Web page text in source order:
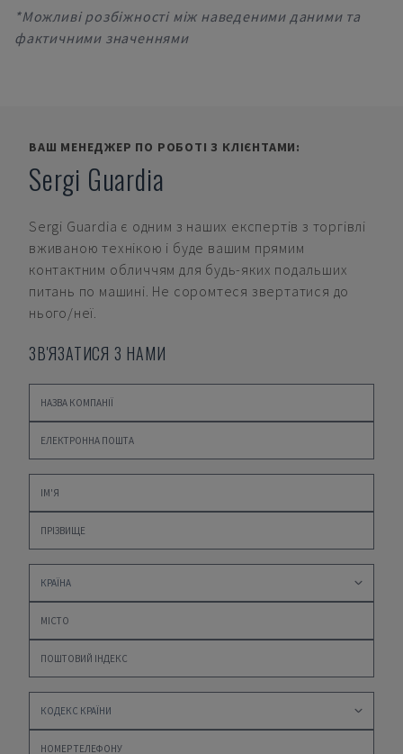
*Можливі розбіжності між наведеними даними та
фактичними значеннями
ВАШ МЕНЕДЖЕР ПО РОБОТІ З КЛІЄНТАМИ:
Sergi Guardia
Sergi Guardia є одним з наших експертів з торгівлі
вживаною технікою і буде вашим прямим
контактним обличчям для будь-яких подальших
питань по машині. Не соромтеся звертатися до
нього/неї.
ЗВ'ЯЗАТИСЯ З НАМИ